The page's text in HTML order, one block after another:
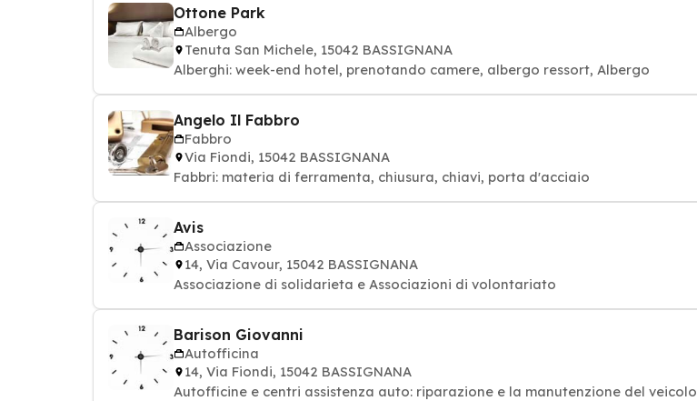
Ottone Park
Albergo
Tenuta San Michele, 15042 BASSIGNANA
Alberghi: week-end hotel, prenotando camere, albergo ressort, Albergo
Angelo Il Fabbro
Fabbro
Via Fiondi, 15042 BASSIGNANA
Fabbri: materia di ferramenta, chiusura, chiavi, porta d'acciaio
Avis
Associazione
14, Via Cavour, 15042 BASSIGNANA
Associazione di solidarieta e Associazioni di volontariato
Barison Giovanni
Autofficina
14, Via Fiondi, 15042 BASSIGNANA
Autofficine e centri assistenza auto: riparazione e la manutenzione del veicolo